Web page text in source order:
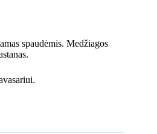
spaudėmis. Medžiagos